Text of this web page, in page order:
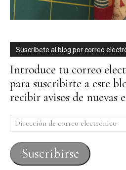
Suscríbete al blog por correo
Introduce tu correo
para suscribirte a este
recibir avisos de nuevas
Dirección
de
correo
electrónico
Suscribirse